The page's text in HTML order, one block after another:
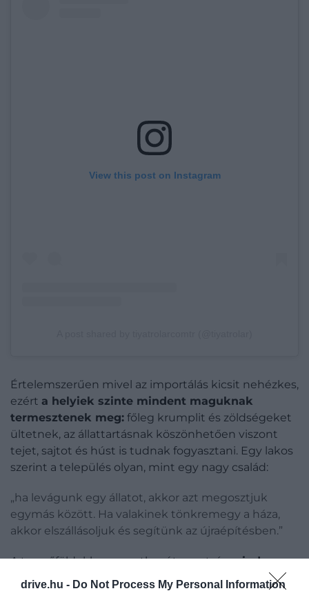
drive.hu - Do Not Process My Personal Information
View this post on Instagram
Értelemszerűen mivel az importálás kicsit nehézkes,
ezért a helyiek szinte mindent maguknak
termesztenek meg: főleg krumplit és zöldségeket
ültetnek, az állattartásnak köszönhetően viszont
tejet, sajtot és húst is tudnak fogyasztani. Egy lakos
szerint a település olyan, mint egy nagy család:
„ha levágunk egy állatot, akkor azt megosztjuk
egymás között. Ha valakinek tönkremegy a háza,
akkor elszállásoljuk és segítünk az újraépítésben.”
A termőföldekhez egyetlen út vezet, ésminden
családnak megvan a maga kis parcellája
lakosok semmilyen gépet nem használnak a